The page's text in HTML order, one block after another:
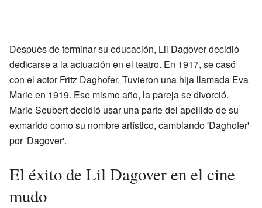
Después de terminar su educación, Lil Dagover decidió
dedicarse a la actuación en el teatro. En 1917, se casó
con el actor Fritz Daghofer. Tuvieron una hija llamada Eva
Marie en 1919. Ese mismo año, la pareja se divorció.
Marie Seubert decidió usar una parte del apellido de su
exmarido como su nombre artístico, cambiando 'Daghofer'
por 'Dagover'.
El éxito de Lil Dagover en el cine
mudo